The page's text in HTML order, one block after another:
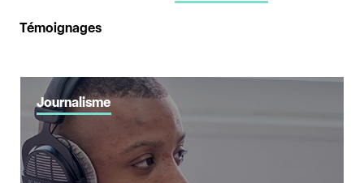
Témoignages
Journalisme